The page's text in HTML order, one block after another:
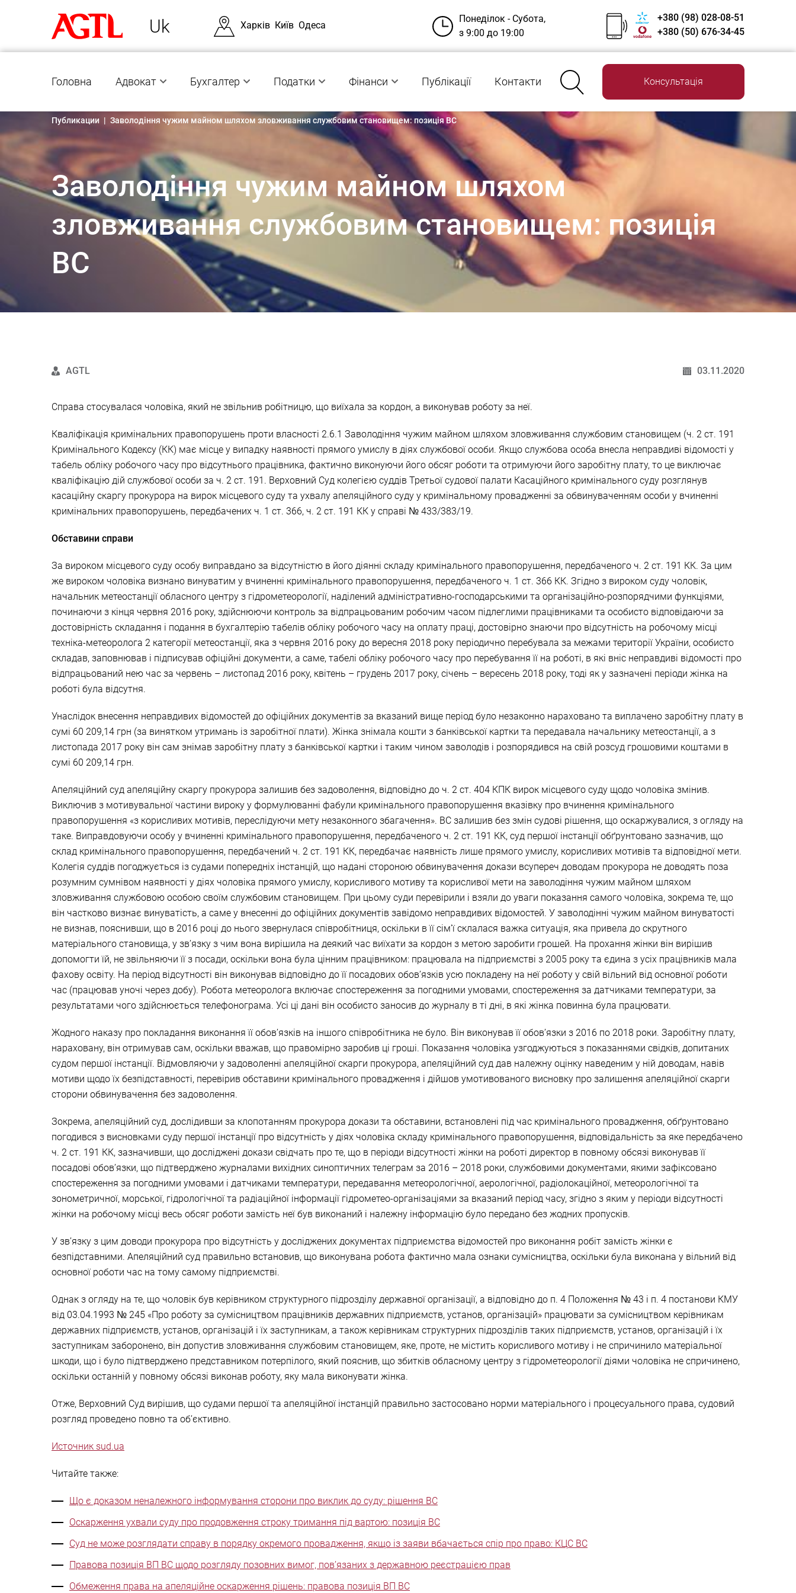
Uk Харків Київ Одеса
Понеділок - Субота,
з 9:00 до 19:00
+380 (98) 028-08-51
+380 (50) 676-34-45
Головна Адвокат Бухгалтер Податки Фінанси Публікації Контакти Консультація
Публикации | Заволодіння чужим майном шляхом зловживання службовим становищем: позиція ВС
Заволодіння чужим майном шляхом
зловживання службовим становищем: позиція
ВС
AGTL 03.11.2020
Справа стосувалася чоловіка, який не звільнив робітницю, що виїхала за кордон, а виконував роботу за неї.
Кваліфікація кримінальних правопорушень проти власності 2.6.1 Заволодіння чужим майном шляхом зловживання службовим становищем (ч. 2 ст. 191
Кримінального Кодексу (КК) має місце у випадку наявності прямого умислу в діях службової особи. Якщо службова особа внесла неправдиві відомості у
табель обліку робочого часу про відсутнього працівника, фактично виконуючи його обсяг роботи та отримуючи його заробітну плату, то це виключає
кваліфікацію дій службової особи за ч. 2 ст. 191. Верховний Суд колегією суддів Третьої судової палати Касаційного кримінального суду розглянув
касаційну скаргу прокурора на вирок місцевого суду та ухвалу апеляційного суду у кримінальному провадженні за обвинуваченням особи у вчиненні
кримінальних правопорушень, передбачених ч. 1 ст. 366, ч. 2 ст. 191 КК у справі № 433/383/19.
Обставини справи
За вироком місцевого суду особу виправдано за відсутністю в його діянні складу кримінального правопорушення, передбаченого ч. 2 ст. 191 КК. За цим
же вироком чоловіка визнано винуватим у вчиненні кримінального правопорушення, передбаченого ч. 1 ст. 366 КК. Згідно з вироком суду чоловік,
начальник метеостанції обласного центру з гідрометеорології, наділений адміністративно-господарськими та організаційно-розпорядчими функціями,
починаючи з кінця червня 2016 року, здійснюючи контроль за відпрацьованим робочим часом підлеглими працівниками та особисто відповідаючи за
достовірність складання і подання в бухгалтерію табелів обліку робочого часу на оплату праці, достовірно знаючи про відсутність на робочому місці
техніка-метеоролога 2 категорії метеостанції, яка з червня 2016 року до вересня 2018 року періодично перебувала за межами території України, особисто
складав, заповнював і підписував офіційні документи, а саме, табелі обліку робочого часу про перебування її на роботі, в які вніс неправдиві відомості про
відпрацьований нею час за червень – листопад 2016 року, квітень – грудень 2017 року, січень – вересень 2018 року, тоді як у зазначені періоди жінка на
роботі була відсутня.
Унаслідок внесення неправдивих відомостей до офіційних документів за вказаний вище період було незаконно нараховано та виплачено заробітну плату в
сумі 60 209,14 грн (за винятком утримань із заробітної плати). Жінка знімала кошти з банківської картки та передавала начальнику метеостанції, а з
листопада 2017 року він сам знімав заробітну плату з банківської картки і таким чином заволодів і розпорядився на свій розсуд грошовими коштами в
сумі 60 209,14 грн.
Апеляційний суд апеляційну скаргу прокурора залишив без задоволення, відповідно до ч. 2 ст. 404 КПК вирок місцевого суду щодо чоловіка змінив.
Виключив з мотивувальної частини вироку у формулюванні фабули кримінального правопорушення вказівку про вчинення кримінального
правопорушення «з корисливих мотивів, переслідуючи мету незаконного збагачення». ВС залишив без змін судові рішення, що оскаржувалися, з огляду на
таке. Виправдовуючи особу у вчиненні кримінального правопорушення, передбаченого ч. 2 ст. 191 КК, суд першої інстанції обґрунтовано зазначив, що
склад кримінального правопорушення, передбачений ч. 2 ст. 191 КК, передбачає наявність лише прямого умислу, корисливих мотивів та відповідної мети.
Колегія суддів погоджується із судами попередніх інстанцій, що надані стороною обвинувачення докази всупереч доводам прокурора не доводять поза
розумним сумнівом наявності у діях чоловіка прямого умислу, корисливого мотиву та корисливої мети на заволодіння чужим майном шляхом
зловживання службовою особою своїм службовим становищем. При цьому суди перевірили і взяли до уваги показання самого чоловіка, зокрема те, що
він частково визнає винуватість, а саме у внесенні до офіційних документів завідомо неправдивих відомостей. У заволодінні чужим майном винуватості
не визнав, пояснивши, що в 2016 році до нього звернулася співробітниця, оскільки в її сім’ї склалася важка ситуація, яка привела до скрутного
матеріального становища, у зв’язку з чим вона вирішила на деякий час виїхати за кордон з метою заробити грошей. На прохання жінки він вирішив
допомогти їй, не звільняючи її з посади, оскільки вона була цінним працівником: працювала на підприємстві з 2005 року та єдина з усіх працівників мала
фахову освіту. На період відсутності він виконував відповідно до її посадових обов’язків усю покладену на неї роботу у свій вільний від основної роботи
час (працював уночі через добу). Робота метеоролога включає спостереження за погодними умовами, спостереження за датчиками температури, за
результатами чого здійснюється телефонограма. Усі ці дані він особисто заносив до журналу в ті дні, в які жінка повинна була працювати.
Жодного наказу про покладання виконання її обов’язків на іншого співробітника не було. Він виконував її обов’язки з 2016 по 2018 роки. Заробітну плату,
нараховану, він отримував сам, оскільки вважав, що правомірно заробив ці гроші. Показання чоловіка узгоджуються з показаннями свідків, допитаних
судом першої інстанції. Відмовляючи у задоволенні апеляційної скарги прокурора, апеляційний суд дав належну оцінку наведеним у ній доводам, навів
мотиви щодо їх безпідставності, перевірив обставини кримінального провадження і дійшов умотивованого висновку про залишення апеляційної скарги
сторони обвинувачення без задоволення.
Зокрема, апеляційний суд, дослідивши за клопотанням прокурора докази та обставини, встановлені під час кримінального провадження, обґрунтовано
погодився з висновками суду першої інстанції про відсутність у діях чоловіка складу кримінального правопорушення, відповідальність за яке передбачено
ч. 2 ст. 191 КК, зазначивши, що досліджені докази свідчать про те, що в періоди відсутності жінки на роботі директор в повному обсязі виконував її
посадові обов’язки, що підтверджено журналами вихідних синоптичних телеграм за 2016 – 2018 роки, службовими документами, якими зафіксовано
спостереження за погодними умовами і датчиками температури, передавання метеорологічної, аерологічної, радіолокаційної, метеорологічної та
зонометричної, морської, гідрологічної та радіаційної інформації гідрометео-організаціями за вказаний період часу, згідно з яким у періоди відсутності
жінки на робочому місці весь обсяг роботи замість неї був виконаний і належну інформацію було передано без жодних пропусків.
У зв’язку з цим доводи прокурора про відсутність у досліджених документах підприємства відомостей про виконання робіт замість жінки є
безпідставними. Апеляційний суд правильно встановив, що виконувана робота фактично мала ознаки сумісництва, оскільки була виконана у вільний від
основної роботи час на тому самому підприємстві.
Однак з огляду на те, що чоловік був керівником структурного підрозділу державної організації, а відповідно до п. 4 Положення № 43 і п. 4 постанови КМУ
від 03.04.1993 № 245 «Про роботу за сумісництвом працівників державних підприємств, установ, організацій» працювати за сумісництвом керівникам
державних підприємств, установ, організацій і їх заступникам, а також керівникам структурних підрозділів таких підприємств, установ, організацій і їх
заступникам заборонено, він допустив зловживання службовим становищем, яке, проте, не містить корисливого мотиву і не спричинило матеріальної
шкоди, що і було підтверджено представником потерпілого, який пояснив, що збитків обласному центру з гідрометеорології діями чоловіка не спричинено,
оскільки останній у повному обсязі виконав роботу, яку мала виконувати жінка.
Отже, Верховний Суд вирішив, що судами першої та апеляційної інстанцій правильно застосовано норми матеріального і процесуального права, судовий
розгляд проведено повно та об’єктивно.
Источник sud.ua
Читайте также:
Що є доказом неналежного інформування сторони про виклик до суду: рішення ВС
Оскарження ухвали суду про продовження строку тримання під вартою: позиція ВС
Суд не може розглядати справу в порядку окремого провадження, якщо із заяви вбачається спір про право: КЦС ВС
Правова позиція ВП ВС щодо розгляду позовних вимог, пов’язаних з державною реєстрацією прав
Обмеження права на апеляційне оскарження рішень: правова позиція ВП ВС